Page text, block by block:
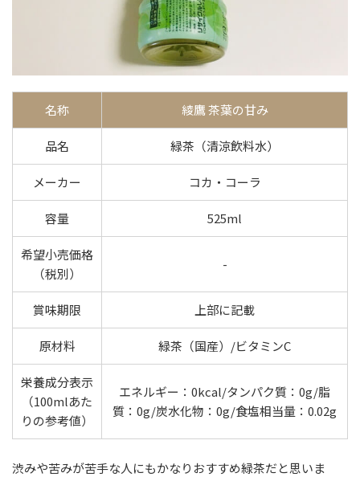
名称 綾鷹 茶葉の甘み
品名 緑茶（清涼飲料水）
メーカー コカ・コーラ
容量 525ml
希望小売価格
（税別）
-
賞味期限 上部に記載
原材料 緑茶（国産）/ビタミンC
栄養成分表示
（100mlあた
りの参考値）
エネルギー：0kcal/タンパク質：0g/脂
質：0g/炭水化物：0g/食塩相当量：0.02g
渋みや苦みが苦手な人にもかなりおすすめ緑茶だと思いま